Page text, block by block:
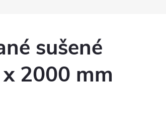
sušené
2000 mm